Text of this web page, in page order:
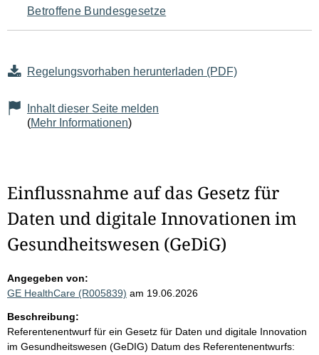
Betroffene Bundesgesetze
Regelungsvorhaben herunterladen (PDF)
Inhalt dieser Seite melden
(Mehr Informationen)
Einflussnahme auf das Gesetz für
Daten und digitale Innovationen im
Gesundheitswesen (GeDiG)
Angegeben von:
GE HealthCare (R005839) am 19.06.2026
Beschreibung:
Referentenentwurf für ein Gesetz für Daten und digitale Innovation
im Gesundheitswesen (GeDIG) Datum des Referentenentwurfs: